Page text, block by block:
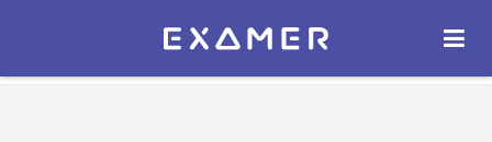
Экзамер — ЕГЭ 2027
ОТКРЫТЬ